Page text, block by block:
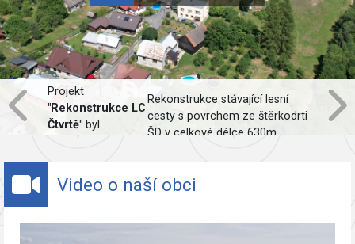
Projekt
"Rekonstrukce LC
Čtvrtě" byl
Rekonstrukce stávající lesní
cesty s povrchem ze štěrkodrti
ŠD v celkové délce 630m,
Video o naší obci